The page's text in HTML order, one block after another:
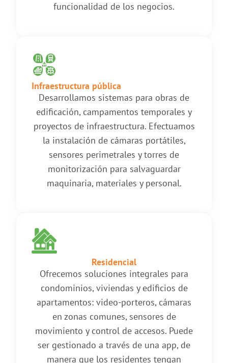
funcionalidad de los negocios.
Infraestructura pública
Desarrollamos sistemas para obras de
edificación, campamentos temporales y
proyectos de infraestructura. Efectuamos
la instalación de cámaras portátiles,
sensores perimetrales y torres de
monitorización para salvaguardar
maquinaria, materiales y personal.
Residencial
Ofrecemos soluciones integrales para
condominios, viviendas y edificios de
apartamentos: video-porteros, cámaras
en zonas comunes, sensores de
movimiento y control de accesos. Puede
ser gestionado a través de una app, de
manera que los residentes tengan